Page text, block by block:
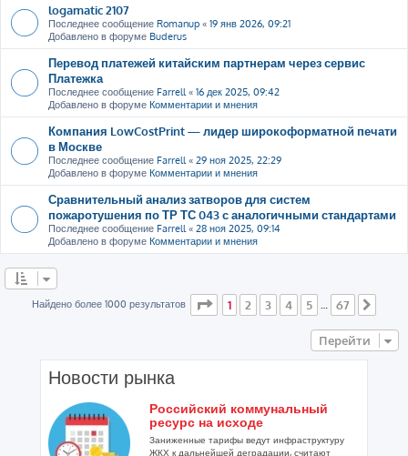
logamatic 2107
Последнее сообщение Romanup « 19 янв 2026, 09:21
Добавлено в форуме Buderus
Перевод платежей китайским партнерам через сервис
Платежка
Последнее сообщение Farrell « 16 дек 2025, 09:42
Добавлено в форуме Комментарии и мнения
Компания LowCostPrint — лидер широкоформатной печати
в Москве
Последнее сообщение Farrell « 29 ноя 2025, 22:29
Добавлено в форуме Комментарии и мнения
Сравнительный анализ затворов для систем
пожаротушения по ТР ТС 043 с аналогичными стандартами
Последнее сообщение Farrell « 28 ноя 2025, 09:14
Добавлено в форуме Комментарии и мнения
Найдено более 1000 результатов Страница из 67
1 2 3 4 5 67
Перейти
Новости рынка
Российский коммунальный
ресурс на исходе
Заниженные тарифы ведут инфраструктуру
ЖКХ к дальнейшей деградации, считают